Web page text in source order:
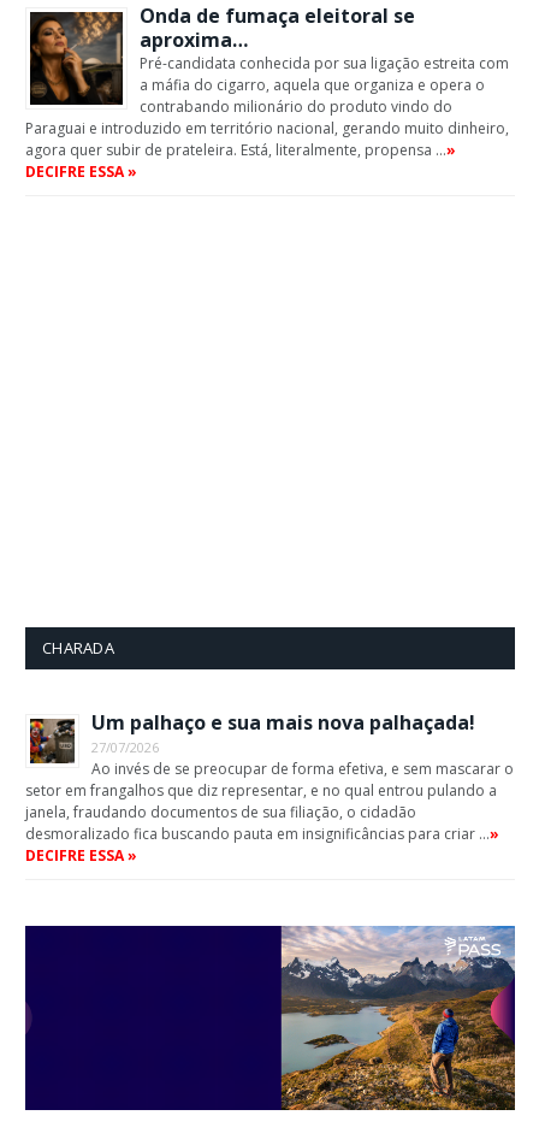
Onda de fumaça eleitoral se
aproxima…
Pré-candidata conhecida por sua ligação estreita com
a máfia do cigarro, aquela que organiza e opera o
contrabando milionário do produto vindo do
Paraguai e introduzido em território nacional, gerando muito dinheiro,
agora quer subir de prateleira. Está, literalmente, propensa …»
DECIFRE ESSA »
CHARADA
Um palhaço e sua mais nova palhaçada!
27/07/2026
Ao invés de se preocupar de forma efetiva, e sem mascarar o
setor em frangalhos que diz representar, e no qual entrou pulando a
janela, fraudando documentos de sua filiação, o cidadão
desmoralizado fica buscando pauta em insignificâncias para criar …»
DECIFRE ESSA »